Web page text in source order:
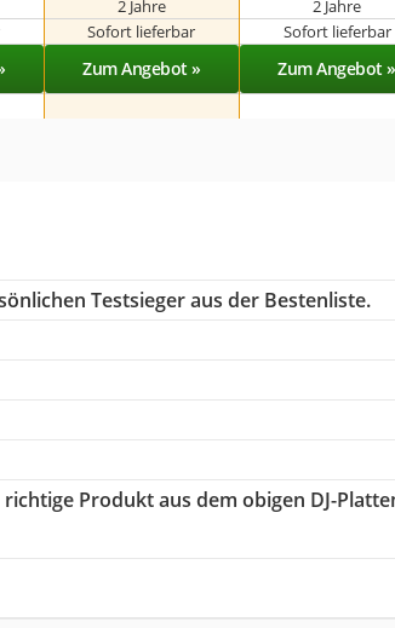
2 Jahre
2 Jahre
Sofort lieferbar Sofort lieferbar
Zum Angebot » Zum Angebot »
Testsieger aus der Bestenliste.
richtige Produkt aus dem obigen DJ-